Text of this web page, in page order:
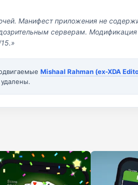
Манифест приложения не
серверам.
Mishaal Rahman (ex-XDA